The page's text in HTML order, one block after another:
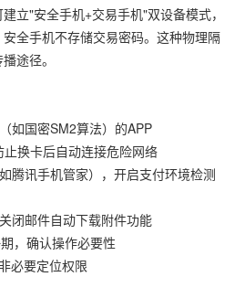
立"安全手机+交易手机"双设备模式，
全手机不存储交易密码。这种物理隔
途径。
如国密SM2算法）的APP
换卡后自动连接危险网络
腾讯手机管家），开启支付环境检测
闭邮件自动下载附件功能
，确认操作必要性
必要定位权限